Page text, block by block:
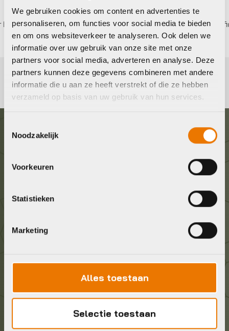
We gebruiken cookies om content en advertenties te
personaliseren, om functies voor social media te bieden
en om ons websiteverkeer te analyseren. Ook delen we
informatie over uw gebruik van onze site met onze
partners voor social media, adverteren en analyse. Deze
partners kunnen deze gegevens combineren met andere
informatie die u aan ze heeft verstrekt of die ze hebben
verzameld op basis van uw gebruik van hun services.
Noodzakelijk
Voorkeuren
Statistieken
Marketing
Alles toestaan
Selectie toestaan
0%rente Eigen werkplaats met
Graag in contact komen?
Wij staan voor je klaar! Neem contact op via de
info@bykestore.nl
Brouwerstraat 8B
1315 BP Almere